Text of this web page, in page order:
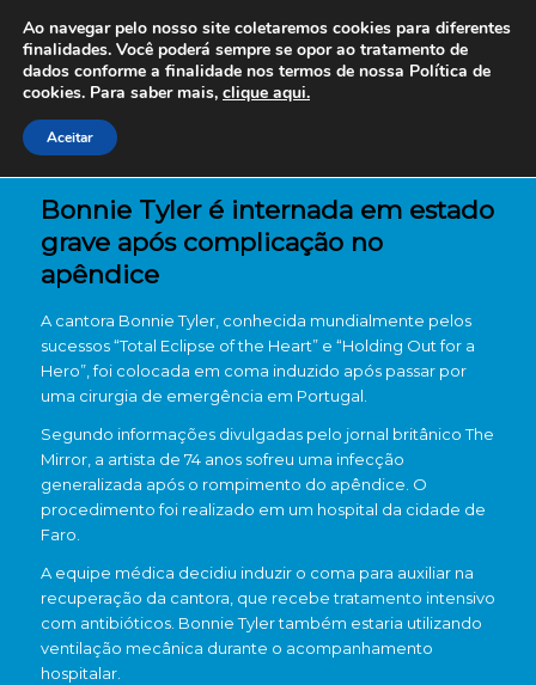
Bonnie Tyler é internada em estado
grave após complicação no
apêndice
A cantora Bonnie Tyler, conhecida mundialmente pelos
sucessos “Total Eclipse of the Heart” e “Holding Out for a
Hero”, foi colocada em coma induzido após passar por
uma cirurgia de emergência em Portugal.
Segundo informações divulgadas pelo jornal britânico The
Mirror, a artista de 74 anos sofreu uma infecção
generalizada após o rompimento do apêndice. O
procedimento foi realizado em um hospital da cidade de
Faro
A equipe médica decidiu induzir o coma para auxiliar na
recuperação da cantora, que recebe tratamento intensivo
com antibióticos. Bonnie Tyler também estaria utilizando
ventilação mecânica durante o acompanhamento
hospitalar.
Ao navegar pelo nosso site coletaremos cookies para diferentes
finalidades. Você poderá sempre se opor ao tratamento de
dados conforme a finalidade nos termos de nossa Política de
cookies. Para saber mais, clique aqui.
Aceitar